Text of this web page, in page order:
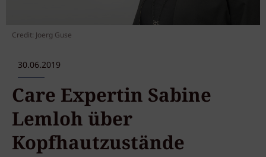
Credit: Joerg Guse
30.06.2019
Care Expertin Sabine
Lemloh über
Kopfhautzustände